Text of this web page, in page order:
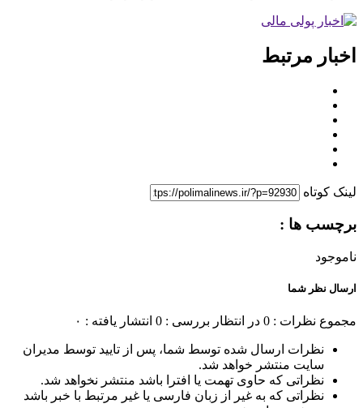
اخبار مرتبط
لینک کوتاه
برچسب ها :
ناموجود
ارسال نظر شما
مجموع نظرات : 0 در انتظار بررسی : 0 انتشار یافته : ۰
نظرات ارسال شده توسط شما، پس از تایید توسط مدیران
سایت منتشر خواهد شد.
نظراتی که حاوی تهمت یا افترا باشد منتشر نخواهد شد.
نظراتی که به غیر از زبان فارسی یا غیر مرتبط با خبر باشد